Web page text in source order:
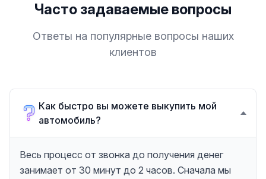
Часто задаваемые вопросы
Ответы на популярные вопросы наших
клиентов
Как быстро вы можете выкупить мой
автомобиль?
Весь процесс от звонка до получения денег
занимает от 30 минут до 2 часов. Сначала мы